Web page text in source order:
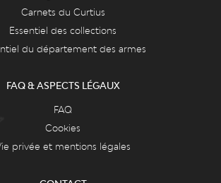
Carnets du Curtius
Essentiel des collections
du département des armes
FAQ & ASPECTS LÉGAUX
FAQ
Cookies
privée et mentions légales